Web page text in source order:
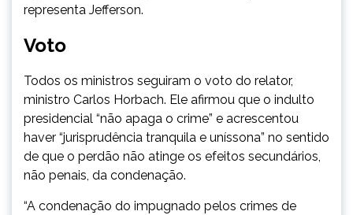
representa Jefferson.
Voto
Todos os ministros seguiram o voto do relator,
ministro Carlos Horbach. Ele afirmou que o indulto
presidencial “não apaga o crime” e acrescentou
haver “jurisprudência tranquila e uníssona” no sentido
de que o perdão não atinge os efeitos secundários,
não penais, da condenação.
“A condenação do impugnado pelos crimes de